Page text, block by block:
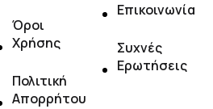
Όροι
Χρήσης
Πολιτική
Απορρήτου
Επικοινωνία
Συχνές
Ερωτήσεις